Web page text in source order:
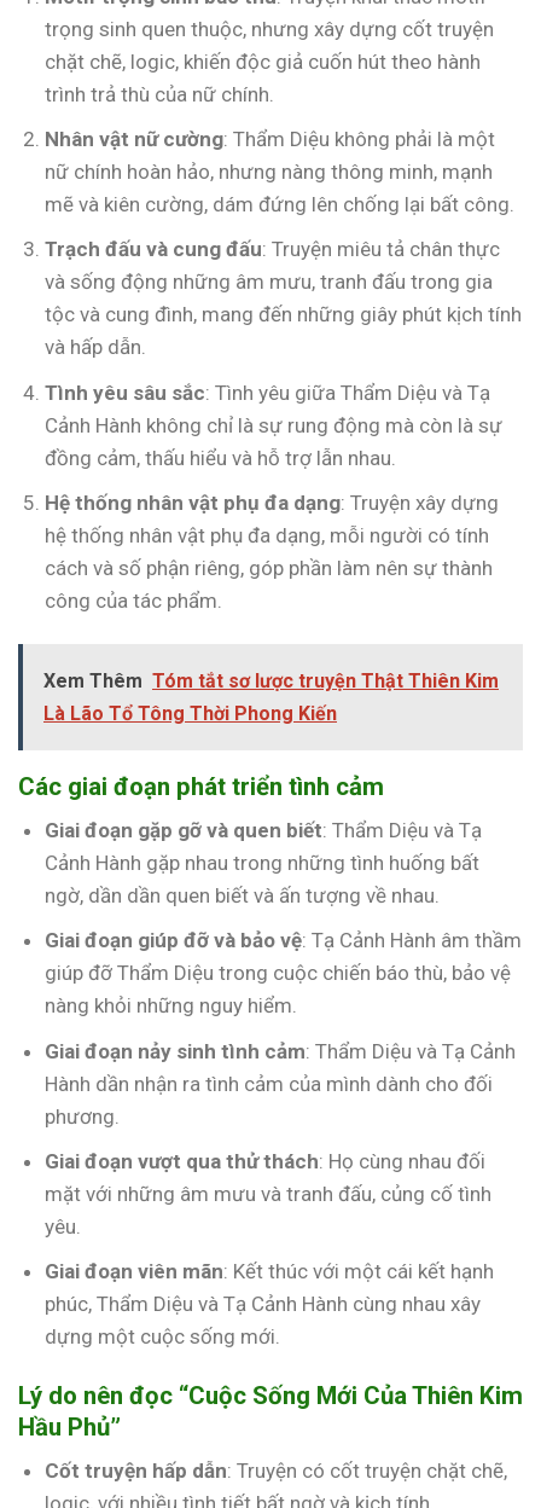
trọng sinh quen thuộc, nhưng xây dựng cốt truyện
chặt chẽ, logic, khiến độc giả cuốn hút theo hành
trình trả thù của nữ chính.
Nhân vật nữ cường: Thẩm Diệu không phải là một
nữ chính hoàn hảo, nhưng nàng thông minh, mạnh
mẽ và kiên cường, dám đứng lên chống lại bất công.
Trạch đấu và cung đấu: Truyện miêu tả chân thực
và sống động những âm mưu, tranh đấu trong gia
tộc và cung đình, mang đến những giây phút kịch tính
và hấp dẫn.
Tình yêu sâu sắc: Tình yêu giữa Thẩm Diệu và Tạ
Cảnh Hành không chỉ là sự rung động mà còn là sự
đồng cảm, thấu hiểu và hỗ trợ lẫn nhau.
Hệ thống nhân vật phụ đa dạng: Truyện xây dựng
hệ thống nhân vật phụ đa dạng, mỗi người có tính
cách và số phận riêng, góp phần làm nên sự thành
công của tác phẩm.
Xem Thêm Tóm tắt sơ lược truyện Thật Thiên Kim
Là Lão Tổ Tông Thời Phong Kiến
Các giai đoạn phát triển tình cảm
Giai đoạn gặp gỡ và quen biết: Thẩm Diệu và Tạ
Cảnh Hành gặp nhau trong những tình huống bất
ngờ, dần dần quen biết và ấn tượng về nhau.
Giai đoạn giúp đỡ và bảo vệ: Tạ Cảnh Hành âm thầm
giúp đỡ Thẩm Diệu trong cuộc chiến báo thù, bảo vệ
nàng khỏi những nguy hiểm.
Giai đoạn nảy sinh tình cảm: Thẩm Diệu và Tạ Cảnh
Hành dần nhận ra tình cảm của mình dành cho đối
phương.
Giai đoạn vượt qua thử thách: Họ cùng nhau đối
mặt với những âm mưu và tranh đấu, củng cố tình
yêu.
Giai đoạn viên mãn: Kết thúc với một cái kết hạnh
phúc, Thẩm Diệu và Tạ Cảnh Hành cùng nhau xây
dựng một cuộc sống mới.
Lý do nên đọc “Cuộc Sống Mới Của Thiên Kim
Hầu Phủ”
Cốt truyện hấp dẫn: Truyện có cốt truyện chặt chẽ,